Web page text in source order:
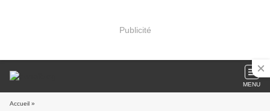
Publicité
MENU
Accueil »